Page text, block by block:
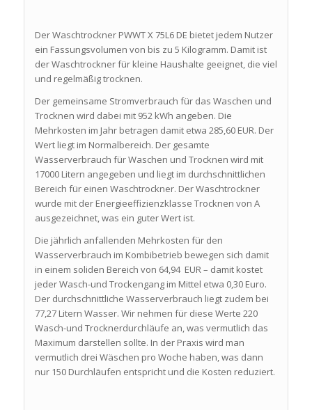
Der Waschtrockner PWWT X 75L6 DE bietet jedem Nutzer
ein Fassungsvolumen von bis zu 5 Kilogramm. Damit ist
der Waschtrockner für kleine Haushalte geeignet, die viel
und regelmäßig trocknen.
Der gemeinsame Stromverbrauch für das Waschen und
Trocknen wird dabei mit 952 kWh angeben. Die
Mehrkosten im Jahr betragen damit etwa 285,60 EUR. Der
Wert liegt im Normalbereich. Der gesamte
Wasserverbrauch für Waschen und Trocknen wird mit
17000 Litern angegeben und liegt im durchschnittlichen
Bereich für einen Waschtrockner. Der Waschtrockner
wurde mit der Energieeffizienzklasse Trocknen von A
ausgezeichnet, was ein guter Wert ist.
Die jährlich anfallenden Mehrkosten für den
Wasserverbrauch im Kombibetrieb bewegen sich damit
in einem soliden Bereich von 64,94 EUR – damit kostet
jeder Wasch-und Trockengang im Mittel etwa 0,30 Euro.
Der durchschnittliche Wasserverbrauch liegt zudem bei
77,27 Litern Wasser. Wir nehmen für diese Werte 220
Wasch-und Trocknerdurchläufe an, was vermutlich das
Maximum darstellen sollte. In der Praxis wird man
vermutlich drei Wäschen pro Woche haben, was dann
nur 150 Durchläufen entspricht und die Kosten reduziert.